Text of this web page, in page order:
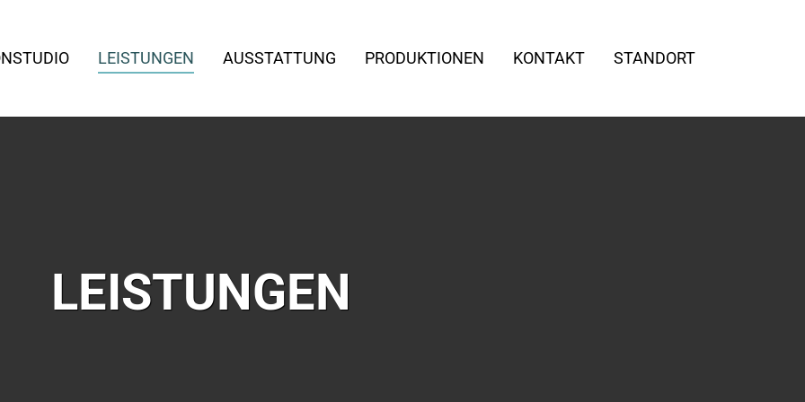
LEISTUNGEN (CURRENT)
AUSSTATTUNG PRODUKTIONEN KONTAKT STANDORT
LEISTUNGEN